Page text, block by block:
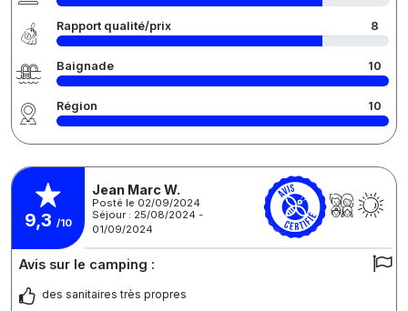
Rapport qualité/prix 8
Baignade 10
Région 10
9,3 /10
Jean Marc W.
Posté le 02/09/2024
Séjour : 25/08/2024 -
01/09/2024
Avis sur le camping :
des sanitaires très propres